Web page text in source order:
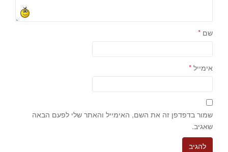
שם *
אימייל *
שמור בדפדפן זה את השם, האימייל והאתר שלי לפעם הבאה
שאגיב.